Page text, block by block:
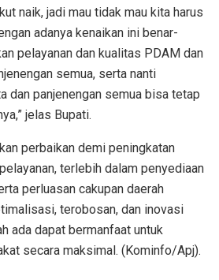
naik, jadi mau tidak mau kita harus
adanya kenaikan ini benar-
pelayanan dan kualitas PDAM dan
semua, serta nanti
dan panjenengan semua bisa tetap
jelas Bupati.
perbaikan demi peningkatan
terlebih dalam penyediaan
perluasan cakupan daerah
terobosan, dan inovasi
ada dapat bermanfaat untuk
secara maksimal. (Kominfo/Apj).